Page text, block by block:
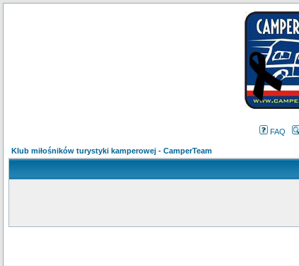
FAQ
Klub miłośników turystyki kamperowej - CamperTeam